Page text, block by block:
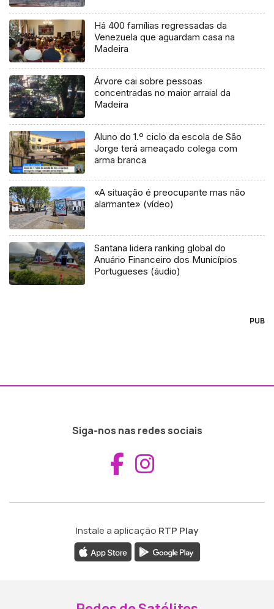
Há 400 famílias regressadas da
Venezuela que aguardam casa na
Madeira
Árvore cai sobre pessoas
concentradas no maior arraial da
Madeira
Aluno do 1.º ciclo da escola de São
Jorge terá ameaçado colega com
arma branca
«A situação é preocupante mas não
alarmante» (vídeo)
Santana lidera ranking global do
Anuário Financeiro dos Municípios
Portugueses (áudio)
PUB
Siga-nos nas redes sociais
Aceder ao
Instale a aplicação RTP Play